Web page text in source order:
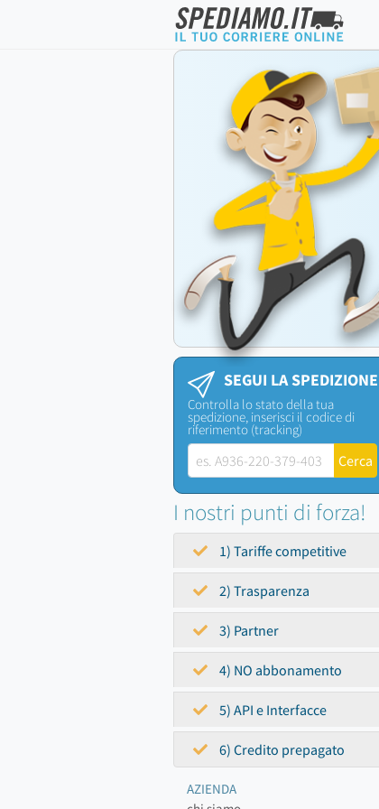
SEGUI LA SPEDIZIONE
Controlla lo stato della tua
spedizione, inserisci il codice di
riferimento (tracking)
I nostri punti di forza!
1) Tariffe competitive
2) Trasparenza
3) Partner
4) NO abbonamento
5) API e Interfacce
6) Credito prepagato
AZIENDA